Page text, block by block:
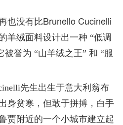
也没有比Brunello Cucinelli
羊绒面料设计出一种 “低调
被誉为 “山羊绒之王” 和 “服
先生出生于意大利翁布
身贫寒，但敢于拼搏，白手
贾附近的一个小城市建立起